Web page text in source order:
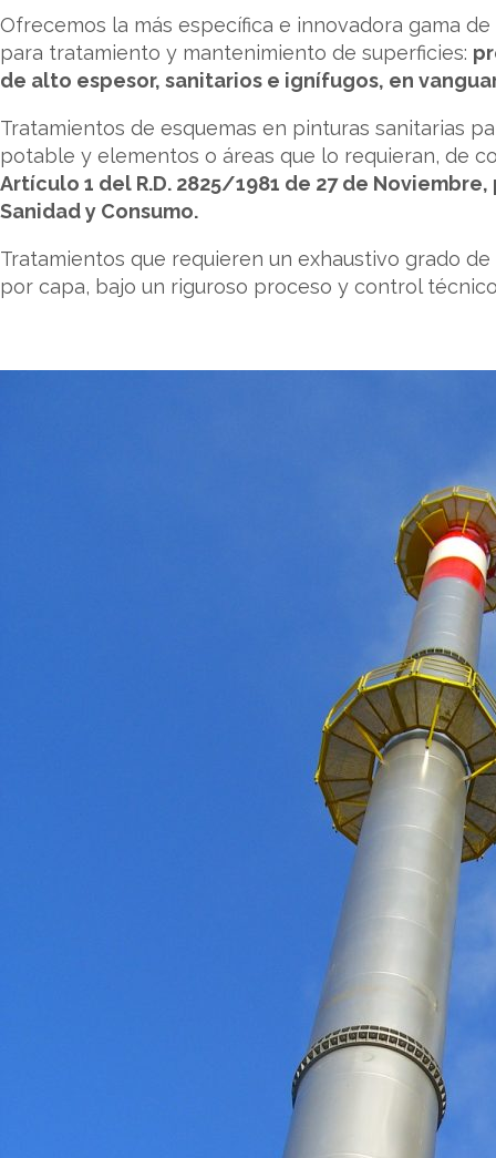
Ofrecemos la más específica e innovadora gama
para tratamiento y mantenimiento de superficies:
de alto espesor, sanitarios e ignífugos, en
Tratamientos de esquemas en pinturas sanitarias
potable y elementos o áreas que lo requieran, de
Artículo 1 del R.D. 2825/1981 de 27 de
Sanidad y Consumo.
Tratamientos que requieren un exhaustivo grado
por capa, bajo un riguroso proceso y control